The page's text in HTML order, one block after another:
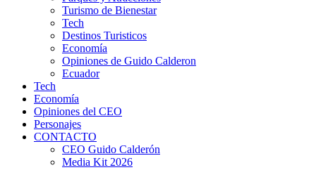
Turismo de Bienestar
Tech
Destinos Turisticos
Economía
Opiniones de Guido Calderon
Ecuador
Tech
Economía
Opiniones del CEO
Personajes
CONTACTO
CEO Guido Calderón
Media Kit 2026